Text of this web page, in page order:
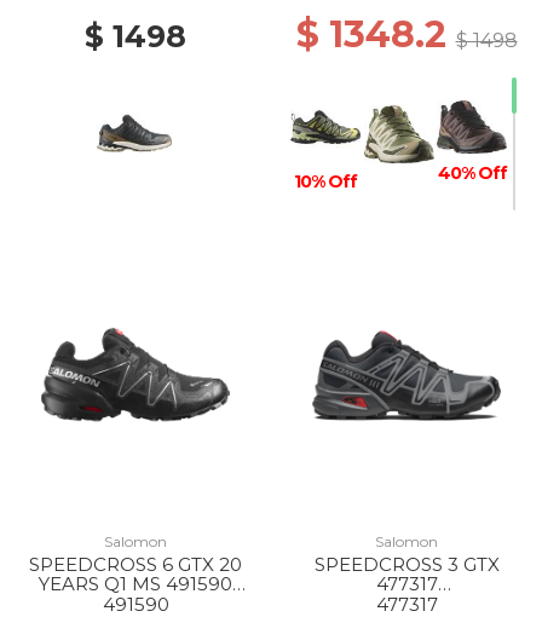
$ 1498 $ 1348.2$ 1498
10% Off 40% Off
10% Off 10% Off
Salomon
SPEEDCROSS 6 GTX 20
YEARS Q1 MS 491590
BLACK/FTW
491590
Salomon
SPEEDCROSS 3 GTX
477317
BLACK/ASPHALT/FLAME
477317